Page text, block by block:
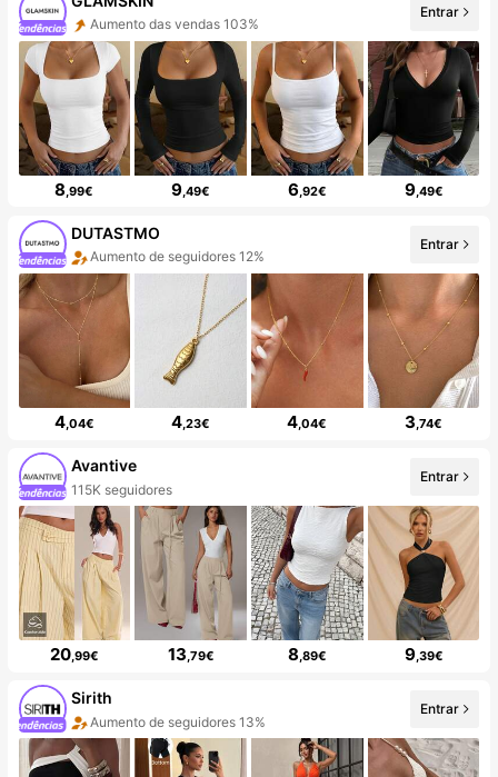
Aumento das vendas 103%
Entrar
8,99€ 9,49€ 6,92€ 9,49€
DUTASTMO
Aumento de seguidores 12%
Entrar
4,04€ 4,23€ 4,04€ 3,74€
Avantive
115K seguidores
Entrar
20,99€ 13,79€ 8,89€ 9,39€
Sirith
Aumento de seguidores 13%
Entrar